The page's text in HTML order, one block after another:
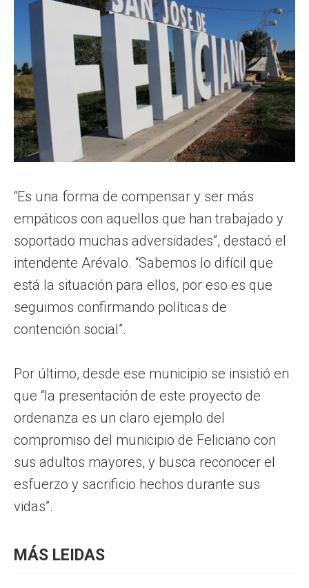
“Es una forma de compensar y ser más
empáticos con aquellos que han trabajado y
soportado muchas adversidades”, destacó el
intendente Arévalo. “Sabemos lo difícil que
está la situación para ellos, por eso es que
seguimos confirmando políticas de
contención social”.
Por último, desde ese municipio se insistió en
que “la presentación de este proyecto de
ordenanza es un claro ejemplo del
compromiso del municipio de Feliciano con
sus adultos mayores, y busca reconocer el
esfuerzo y sacrificio hechos durante sus
vidas”.
MÁS LEIDAS